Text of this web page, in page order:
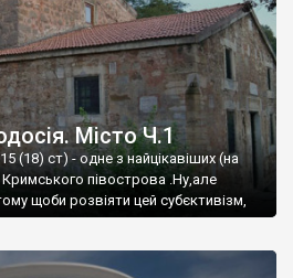
Місто Ч.1
(18) ст) - одне з найцікавіших (на
півострова .Ну,але
щоби розвіяти цей субєктивізм,